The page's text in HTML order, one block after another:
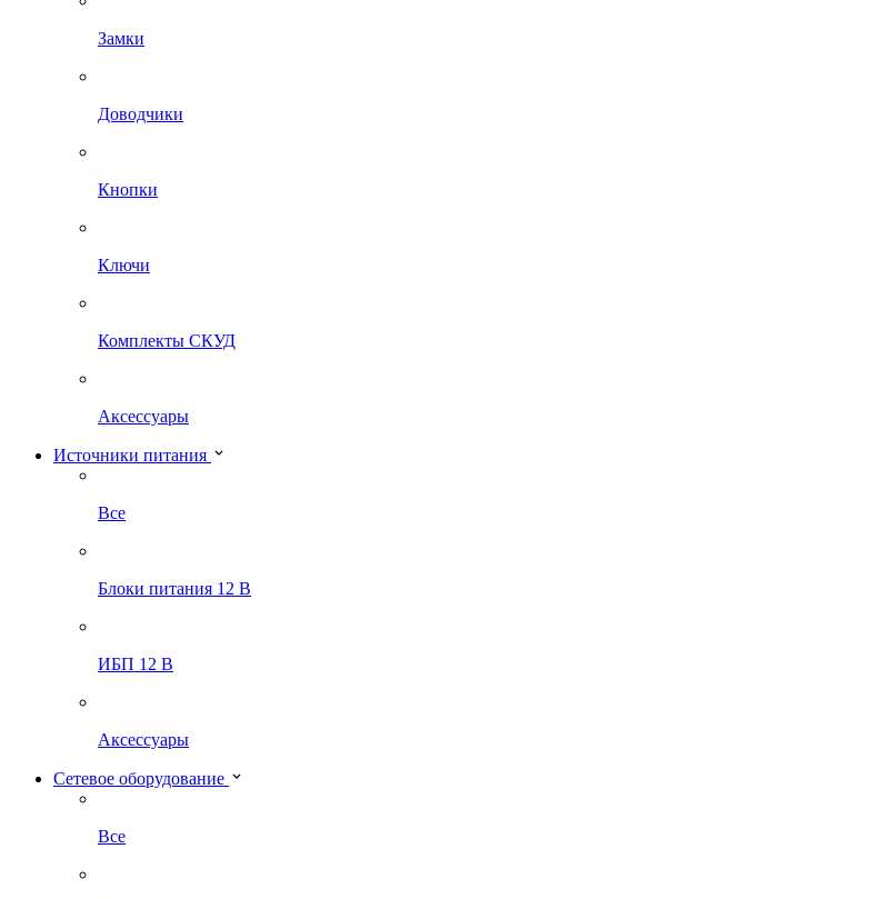
Замки
Доводчики
Кнопки
Ключи
Комплекты СКУД
Аксессуары
Источники питания
Все
Блоки питания 12 В
ИБП 12 В
Аксессуары
Сетевое оборудование
Все